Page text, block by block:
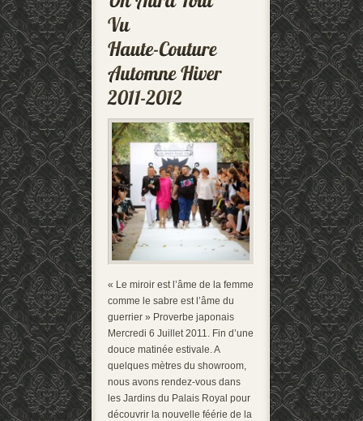
« Le miroir est l’âme de la femme
comme le sabre est l’âme du
guerrier » Proverbe japonais
Mercredi 6 Juillet 2011. Fin d’une
douce matinée estivale. A
quelques mètres du showroom,
nous avons rendez-vous dans
les Jardins du Palais Royal pour
découvrir la nouvelle féérie de la